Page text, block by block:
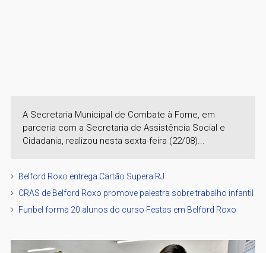
A Secretaria Municipal de Combate à Fome, em
parceria com a Secretaria de Assistência Social e
Cidadania, realizou nesta sexta-feira (22/08)...
Belford Roxo entrega Cartão Supera RJ
CRAS de Belford Roxo promove palestra sobre trabalho infantil
Funbel forma 20 alunos do curso Festas em Belford Roxo